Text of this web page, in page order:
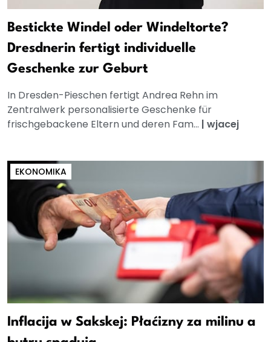
Bestickte Windel oder Windeltorte?
Dresdnerin fertigt individuelle
Geschenke zur Geburt
In Dresden-Pieschen fertigt Andrea Rehn im
Zentralwerk personalisierte Geschenke für
frischgebackene Eltern und deren Fam... | wjacej
EKONOMIKA
Inflacija w Sakskej: Płaćizny za milinu a